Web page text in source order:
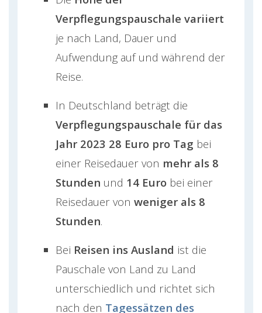
Verpflegungspauschale variiert
je nach Land, Dauer und
Aufwendung auf und während der
Reise.
In Deutschland beträgt die
Verpflegungspauschale für das
Jahr 2023 28 Euro pro Tag bei
einer Reisedauer von mehr als 8
Stunden und 14 Euro bei einer
Reisedauer von weniger als 8
Stunden.
Bei Reisen ins Ausland ist die
Pauschale von Land zu Land
unterschiedlich und richtet sich
nach den Tagessätzen des